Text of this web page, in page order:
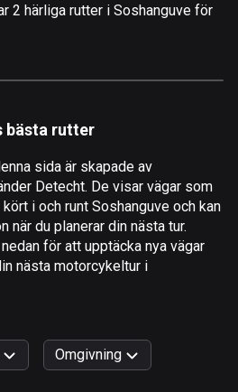
2 härliga rutter i Soshanguve för
bästa rutter
sida är skapade av
Detecht. De visar vägar som
i och runt Soshanguve och kan
när du planerar din nästa tur.
för att upptäcka nya vägar
nästa motorcykeltur i
Omgivning